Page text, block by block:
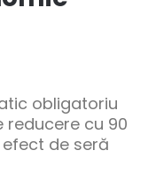
obligatoriu
reducere cu 90
de seră